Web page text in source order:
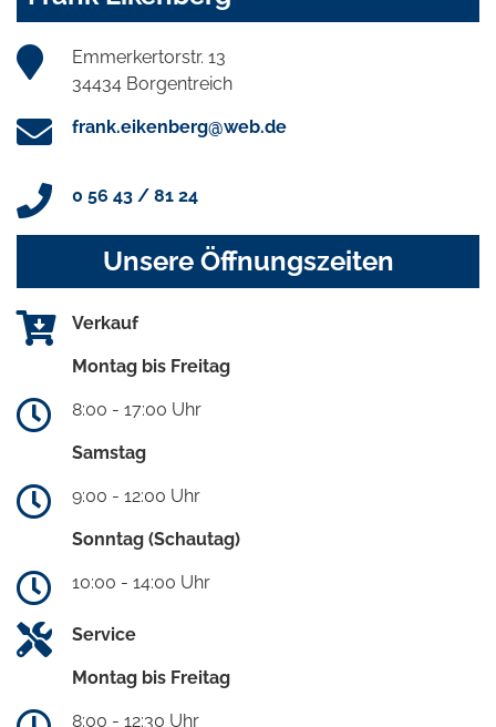
Emmerkertorstr. 13
34434 Borgentreich
frank.eikenberg@web.de
0 56 43 / 81 24
Unsere Öffnungszeiten
Verkauf
Montag bis Freitag
8:00 - 17:00 Uhr
Samstag
9:00 - 12:00 Uhr
Sonntag (Schautag)
10:00 - 14:00 Uhr
Service
Montag bis Freitag
8:00 - 12:30 Uhr